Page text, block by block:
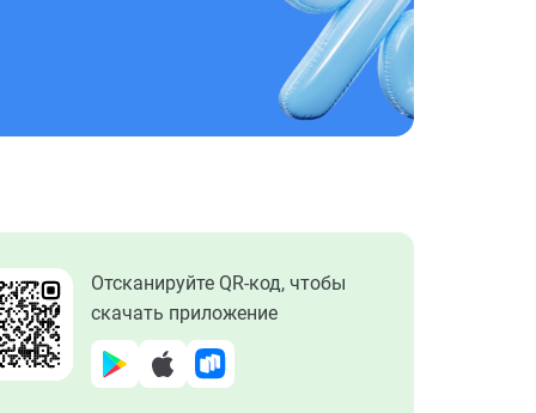
Отсканируйте QR-код, чтобы
скачать приложение